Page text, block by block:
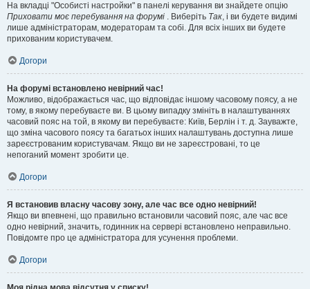
На вкладці "Особисті настройки" в панелі керування ви знайдете опцію
Приховати моє перебування на форумі . Виберіть Так, і ви будете видимі
лише адміністраторам, модераторам та собі. Для всіх інших ви будете
прихованим користувачем.
Догори
На форумі встановлено невірний час!
Можливо, відображається час, що відповідає іншому часовому поясу, а не
тому, в якому перебуваєте ви. В цьому випадку змініть в налаштуваннях
часовий пояс на той, в якому ви перебуваєте: Київ, Берлін і т. д. Зауважте,
що зміна часового поясу та багатьох інших налаштувань доступна лише
зареєстрованим користувачам. Якщо ви не зареєстровані, то це
непоганий момент зробити це.
Догори
Я встановив власну часову зону, але час все одно невірний!
Якщо ви впевнені, що правильно встановили часовий пояс, але час все
одно невірний, значить, годинник на сервері встановлено неправильно.
Повідомте про це адміністратора для усунення проблеми.
Догори